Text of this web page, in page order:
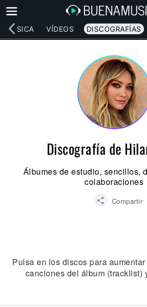
MÚSICA VÍDEOS DISCOGRAFÍAS
Discografía de
Álbumes de estudio, sencillos,
colaboraciones
Compartir
Pulsa en los discos para
canciones del álbum (tracklist)